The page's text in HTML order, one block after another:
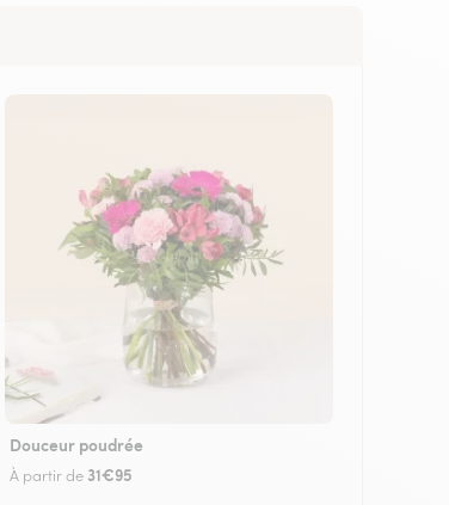
Douceur poudrée
À partir de 31€95